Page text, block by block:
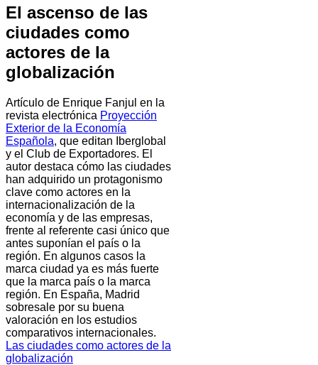
El ascenso de las
ciudades como
actores de la
globalización
Artículo de Enrique Fanjul en la
revista electrónica Proyección
Exterior de la Economía
Española, que editan Iberglobal
y el Club de Exportadores. El
autor destaca cómo las ciudades
han adquirido un protagonismo
clave como actores en la
internacionalización de la
economía y de las empresas,
frente al referente casi único que
antes suponían el país o la
región. En algunos casos la
marca ciudad ya es más fuerte
que la marca país o la marca
región. En España, Madrid
sobresale por su buena
valoración en los estudios
comparativos internacionales.
Las ciudades como actores de la
globalización